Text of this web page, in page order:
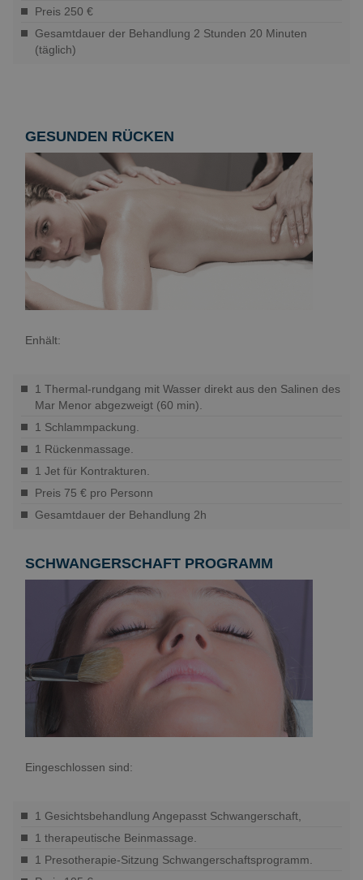
Preis 250 €
Gesamtdauer der Behandlung 2 Stunden 20 Minuten
(täglich)
GESUNDEN RÜCKEN
Enhält:
1 Thermal-rundgang mit Wasser direkt aus den Salinen des
Mar Menor abgezweigt (60 min).
1 Schlammpackung.
1 Rückenmassage.
1 Jet für Kontrakturen.
Preis 75 € pro Personn
Gesamtdauer der Behandlung 2h
SCHWANGERSCHAFT PROGRAMM
Eingeschlossen sind:
1 Gesichtsbehandlung Angepasst Schwangerschaft,
1 therapeutische Beinmassage.
1 Presotherapie-Sitzung Schwangerschaftsprogramm.